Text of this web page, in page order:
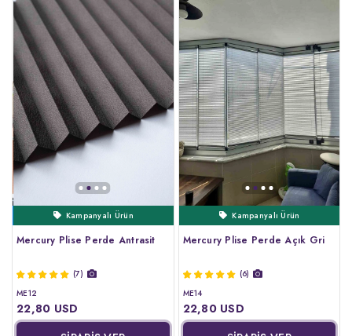
Kampanyalı Ürün Ertesi Gün Kargo
Mercury Plise Perde Antrasit
(7)
ME12
22,80 USD
Çok Satanlar Kampanyalı Ürün
Mercury Plise Perde Açık Gri
(6)
ME14
22,80 USD
Çok Satanlar